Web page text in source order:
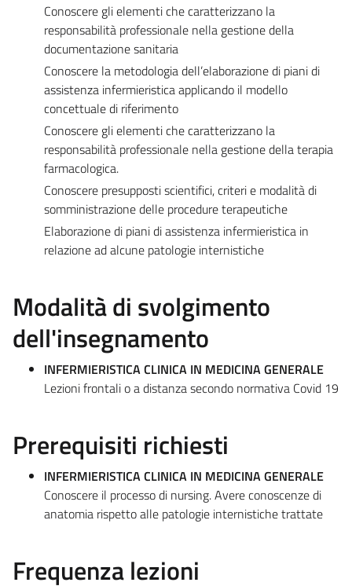
Conoscere gli elementi che caratterizzano la
responsabilità professionale nella gestione della
documentazione sanitaria
Conoscere la metodologia dell’elaborazione di piani di
assistenza infermieristica applicando il modello
concettuale di riferimento
Conoscere gli elementi che caratterizzano la
responsabilità professionale nella gestione della terapia
farmacologica.
Conoscere presupposti scientifici, criteri e modalità di
somministrazione delle procedure terapeutiche
Elaborazione di piani di assistenza infermieristica in
relazione ad alcune patologie internistiche
Modalità di svolgimento
dell'insegnamento
INFERMIERISTICA CLINICA IN MEDICINA GENERALE
Lezioni frontali o a distanza secondo normativa Covid 19
Prerequisiti richiesti
INFERMIERISTICA CLINICA IN MEDICINA GENERALE
Conoscere il processo di nursing. Avere conoscenze di
anatomia rispetto alle patologie internistiche trattate
Frequenza lezioni